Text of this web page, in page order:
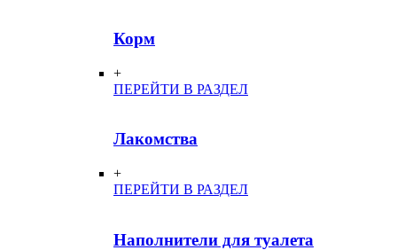
Корм
+
ПЕРЕЙТИ В РАЗДЕЛ
Лакомства
+
ПЕРЕЙТИ В РАЗДЕЛ
Наполнители для туалета